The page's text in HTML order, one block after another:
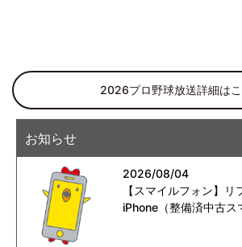
2026プロ野球放送詳細は
お知らせ
2026/08/04
【スマイルフォン】リ
iPhone（整備済中古ス